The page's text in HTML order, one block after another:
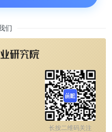
列之间发生混淆的激光
能够以更高的吞吐量运
比其他方式更大的FoV
备的示意性侧视图；图4
化和应用元组和抖动结
们
长按二维码关注